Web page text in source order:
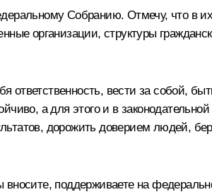
Собранию. Отмечу, что в
организации, структуры
ответственность, вести за собой,
а для этого и в
дорожить доверием людей,
вносите, поддерживаете на